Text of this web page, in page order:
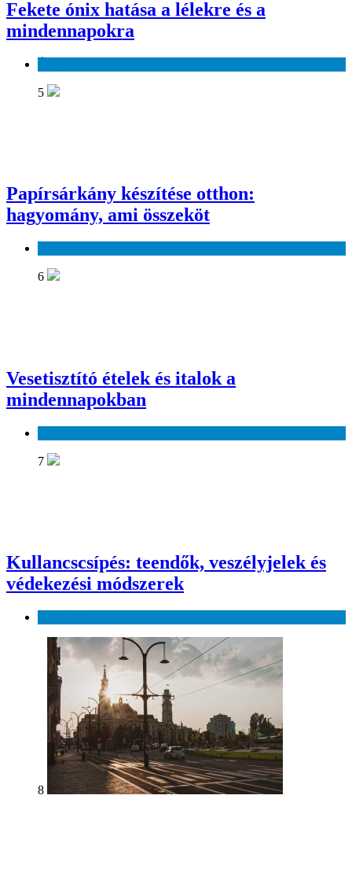
Fekete ónix hatása a lélekre és a
mindennapokra
5
Papírsárkány készítése otthon:
hagyomány, ami összeköt
6
Vesetisztító ételek és italok a
mindennapokban
7
Kullancscsípés: teendők, veszélyjelek és
védekezési módszerek
8